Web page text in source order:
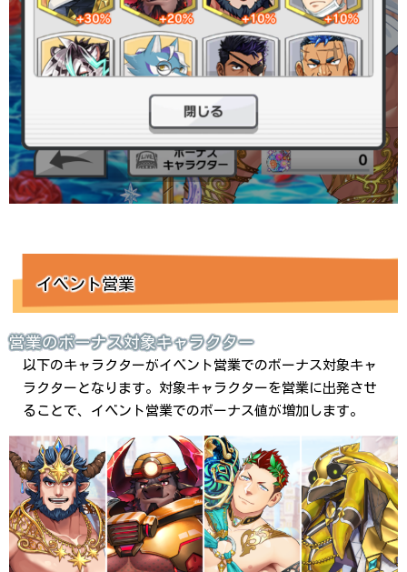
イベント営業
営業のボーナス対象キャラクター
以下のキャラクターがイベント営業でのボーナス対象キャ
ラクターとなります。対象キャラクターを営業に出発させ
ることで、イベント営業でのボーナス値が増加します。